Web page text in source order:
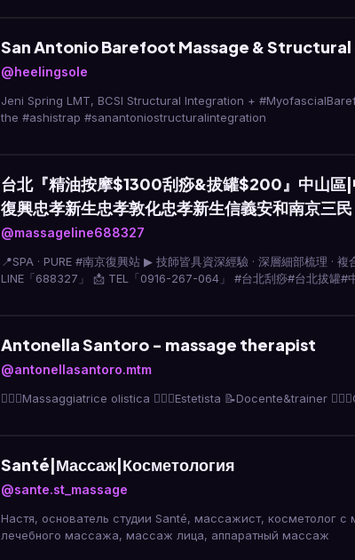
San Antonio Barefoot Massage &
@heelingsole
Jeni Spring LMT, BCSI Structural Integration +
the #ashistrap #sanantoniostructuralintegration
台北『精油按摩$1300刮痧&拔罐$200』中山區
復興忠孝新生忠孝敦化忠孝新生信義安和南京三民
@massageline688327
📍SPA · PURE #南京復興站 ▶ 技師皆具資深經驗 · 深層細部梳理 ·
LINE「688327」 📩 TEL「0916-267-064」 #台北刮痧#台北拔罐#
Antonella Santoro - massage therapist
@antonellasantoro.mtm
💆🏼‍♀️Massaggiatrice olistica 🧖🏼‍♀️Estetista 📝Docente&trainer
Santé|Массаж|Косметология
@sante.st_massage
Настя, основатель студии Santé, массажист, косметолог
лечебного массажа, массаж лица, аппаратный массаж